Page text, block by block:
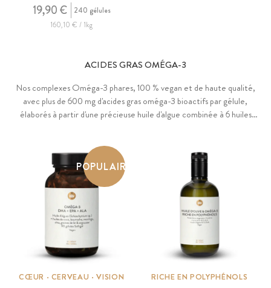
19,90 €
240 gélules
160,10 € / 1kg
ACIDES GRAS OMÉGA-3
Nos complexes Oméga-3 phares, 100 % vegan et de haute qualité,
avec plus de 600 mg d'acides gras oméga-3 bioactifs par gélule,
élaborés à partir d'une précieuse huile d'algue combinée à 6 huiles
et E ainsi que du bêta-carotène et de l'astaxanthine. Notre
complexe riche en polyphénols, qui agit en synergie, contient quandt
à lui des acides gras insaturés oméga-3 DHA, EPA et ALA, ainsi que
des polyphénols d'olive issus d'huile d'olive vierge Picual et d'huile
POPULAIRE
CŒUR · CERVEAU · VISION RICHE EN POLYPHÉNOLS